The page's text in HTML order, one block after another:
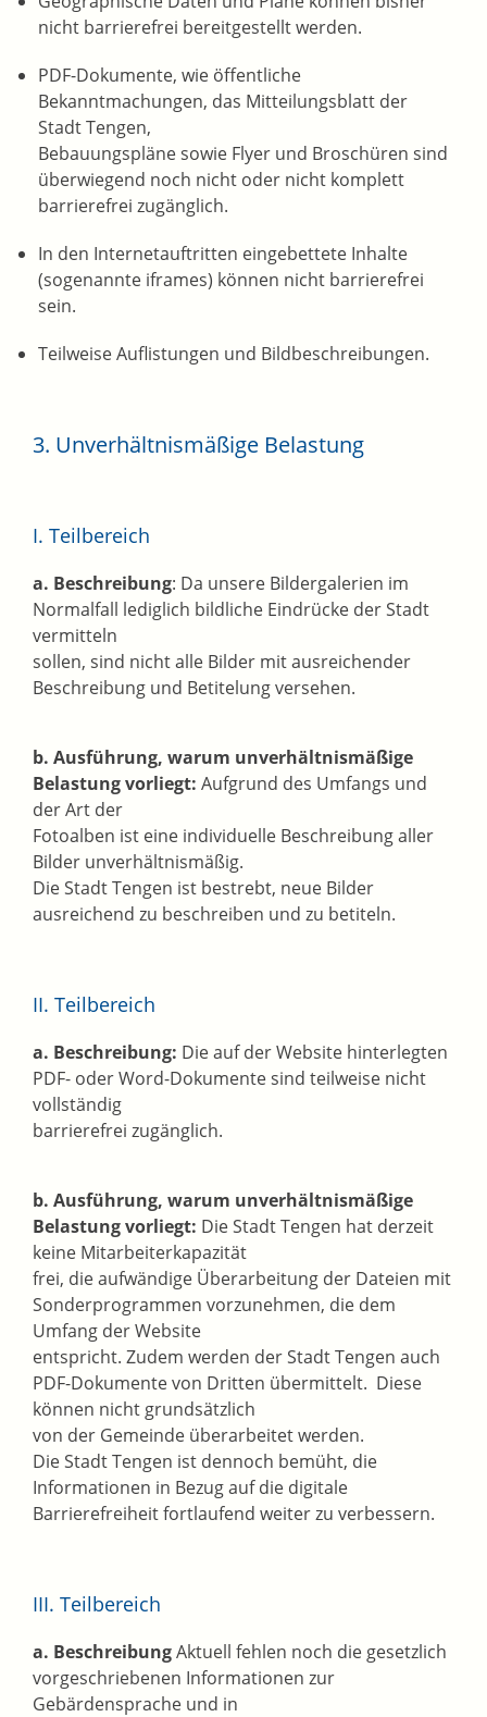
nicht barrierefrei bereitgestellt werden.
PDF-Dokumente, wie öffentliche
Bekanntmachungen, das Mitteilungsblatt der
Stadt Tengen,
Bebauungspläne sowie Flyer und Broschüren sind
überwiegend noch nicht oder nicht komplett
barrierefrei zugänglich.
In den Internetauftritten eingebettete Inhalte
(sogenannte iframes) können nicht barrierefrei
sein.
Teilweise Auflistungen und Bildbeschreibungen.
3. Unverhältnismäßige Belastung
I. Teilbereich
a. Beschreibung: Da unsere Bildergalerien im
Normalfall lediglich bildliche Eindrücke der Stadt
vermitteln
sollen, sind nicht alle Bilder mit ausreichender
Beschreibung und Betitelung versehen.
b. Ausführung, warum unverhältnismäßige
Belastung vorliegt: Aufgrund des Umfangs und
der Art der
Fotoalben ist eine individuelle Beschreibung aller
Bilder unverhältnismäßig.
Die Stadt Tengen ist bestrebt, neue Bilder
ausreichend zu beschreiben und zu betiteln.
II. Teilbereich
a. Beschreibung: Die auf der Website hinterlegten
PDF- oder Word-Dokumente sind teilweise nicht
vollständig
barrierefrei zugänglich.
b. Ausführung, warum unverhältnismäßige
Belastung vorliegt: Die Stadt Tengen hat derzeit
keine Mitarbeiterkapazität
frei, die aufwändige Überarbeitung der Dateien mit
Sonderprogrammen vorzunehmen, die dem
Umfang der Website
entspricht. Zudem werden der Stadt Tengen auch
PDF-Dokumente von Dritten übermittelt. Diese
können nicht grundsätzlich
von der Gemeinde überarbeitet werden.
Die Stadt Tengen ist dennoch bemüht, die
Informationen in Bezug auf die digitale
Barrierefreiheit fortlaufend weiter zu verbessern.
III. Teilbereich
a. BeschreibungAktuell fehlen noch die gesetzlich
vorgeschriebenen Informationen zur
Gebärdensprache und in